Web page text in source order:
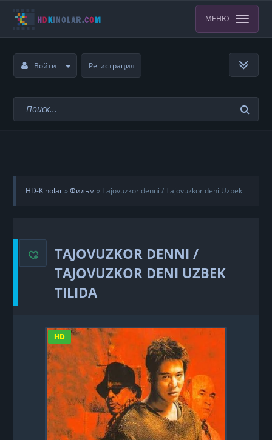
МЕНЮ
Войти Регистрация
HD-Kinolar»Фильм »Tajovuzkor denni / Tajovuzkor deni Uzbek
TAJOVUZKOR DENNI /
TAJOVUZKOR DENI UZBEK
TILIDA
HD